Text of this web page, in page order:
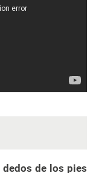
dedos de los pies